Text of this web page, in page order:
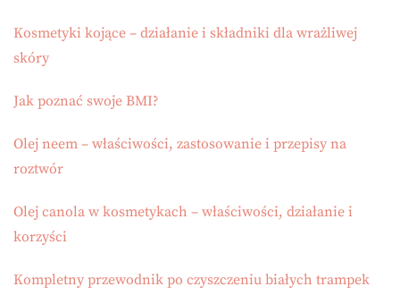
Kosmetyki kojące – działanie i składniki dla wrażliwej
skóry
Jak poznać swoje BMI?
Olej neem – właściwości, zastosowanie i przepisy na
roztwór
Olej canola w kosmetykach – właściwości, działanie i
korzyści
Kompletny przewodnik po czyszczeniu białych trampek